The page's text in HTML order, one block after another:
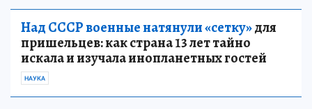
Над СССР военные натянули «сетку»для
пришельцев: как страна 13 лет тайно
искала и изучала инопланетных гостей
НАУКА